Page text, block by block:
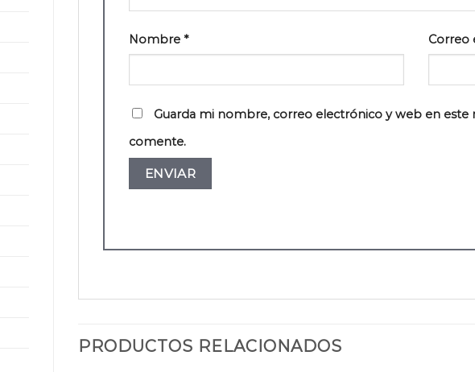
Nombre * Correo
Guarda mi nombre, correo electrónico y web en este
comente.
PRODUCTOS RELACIONADOS